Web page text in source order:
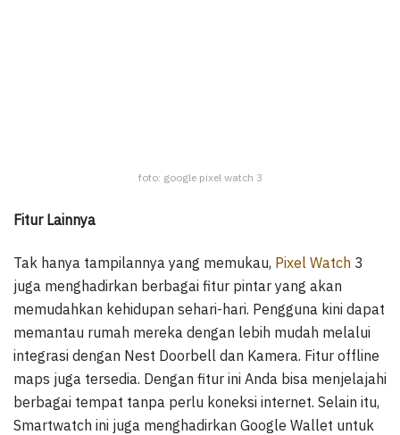
foto: google pixel watch 3
Fitur Lainnya
Tak hanya tampilannya yang memukau, Pixel Watch 3
juga menghadirkan berbagai fitur pintar yang akan
memudahkan kehidupan sehari-hari. Pengguna kini dapat
memantau rumah mereka dengan lebih mudah melalui
integrasi dengan Nest Doorbell dan Kamera. Fitur offline
maps juga tersedia. Dengan fitur ini Anda bisa menjelajahi
berbagai tempat tanpa perlu koneksi internet. Selain itu,
Smartwatch ini juga menghadirkan Google Wallet untuk